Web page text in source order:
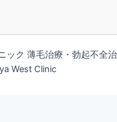
ク 薄毛治療・勃起不全治
West Clinic